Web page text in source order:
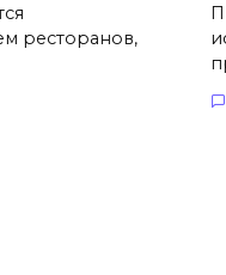
ресторанов,